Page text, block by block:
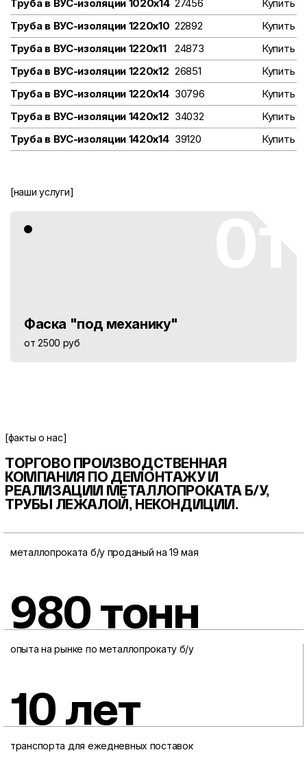
Труба в ВУС-изоляции 1020х14 27456
Купить
Труба в ВУС-изоляции 1220х10 22892
Купить
Труба в ВУС-изоляции 1220х11
24873
Купить
Труба в ВУС-изоляции 1220х12 26851
Купить
Труба в ВУС-изоляции 1220х14 30796
Купить
Труба в ВУС-изоляции 1420х12 34032
Купить
Труба в ВУС-изоляции 1420х14 39120 Купить
[наши услуги]
Фаска "под механику"
от 2500 руб
[факты о нас]
ТОРГОВО ПРОИЗВОДСТВЕННАЯ
КОМПАНИЯ ПО ДЕМОНТАЖУ И
РЕАЛИЗАЦИИ МЕТАЛЛОПРОКАТА Б/У,
ТРУБЫ ЛЕЖАЛОЙ, НЕКОНДИЦИИ.
металлопроката б/у проданый на 19 мая
980 тонн
опыта на рынке по металлопрокату б/у
10 лет
транспорта для ежедневных поставок